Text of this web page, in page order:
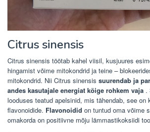
Citrus sinensis
Citrus sinensis töötab kahel viisil, kusjuures
hingamist võime mitokondrid ja teine –
mitokondrid. Nii Citrus sinensis suurendab ja
andes kasutajale energiat kõige rohkem vaja .
looduses teatud apelsinid, mis tähendab, see on
flavonoidide. Flavonoidid on tuntud oma võime
omakorda on positiivne mõju lämmastikoksiidi